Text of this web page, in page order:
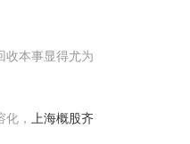
收本事显得尤为
，
上海概股齐